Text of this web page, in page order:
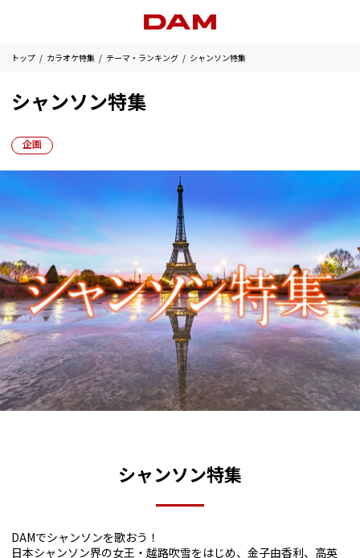
トップ カラオケ特集 テーマ・ランキング シャンソン特集
シャンソン特集
企画
シャンソン特集
DAMでシャンソンを歌おう！
日本シャンソン界の女王・越路吹雪をはじめ、金子由香利、高英